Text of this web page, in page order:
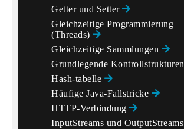
Getter und Setter
Gleichzeitige Programmierung
(Threads)
Gleichzeitige Sammlungen
Grundlegende Kontrollstrukturen
Hash-tabelle
Häufige Java-Fallstricke
HTTP-Verbindung
InputStreams und OutputStreams